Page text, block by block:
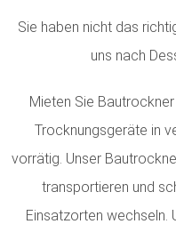
Sie haben nicht das
uns nach
Mieten Sie
Trocknungsgeräte in
vorrätig. Unser
transportieren und
Einsatzorten wechseln.